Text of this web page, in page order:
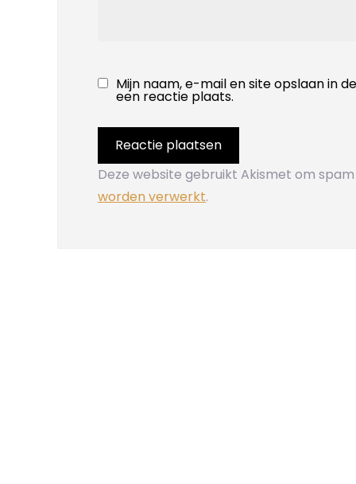
Mijn naam, e-mail en site opslaan in
een reactie plaats.
Deze website gebruikt Akismet om
worden verwerkt.